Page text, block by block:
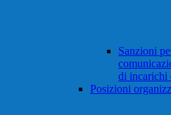
Sanzioni
di incarichi
Posizioni